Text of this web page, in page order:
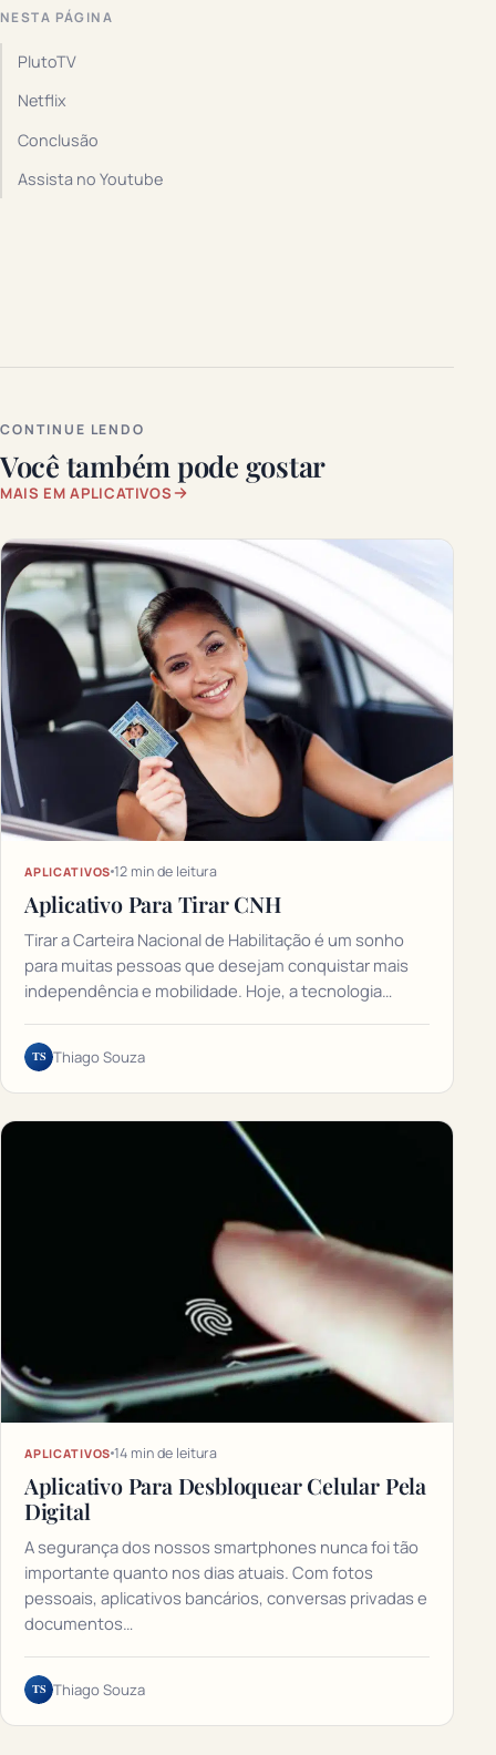
NESTA PÁGINA
PlutoTV
Netflix
Conclusão
Assista no Youtube
CONTINUE LENDO
Você também pode gostar
MAIS EM APLICATIVOS
APLICATIVOS 12 min de leitura
Aplicativo Para Tirar CNH
Tirar a Carteira Nacional de Habilitação é um sonho
para muitas pessoas que desejam conquistar mais
independência e mobilidade. Hoje, a tecnologia…
TS Thiago Souza
APLICATIVOS 14 min de leitura
Aplicativo Para Desbloquear Celular Pela
Digital
A segurança dos nossos smartphones nunca foi tão
importante quanto nos dias atuais. Com fotos
pessoais, aplicativos bancários, conversas privadas e
documentos…
TS Thiago Souza